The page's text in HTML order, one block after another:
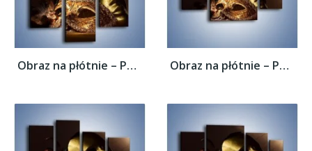
Obraz na płótnie – Porzucone maski w... Obraz na płótnie – Porzucone maski w...